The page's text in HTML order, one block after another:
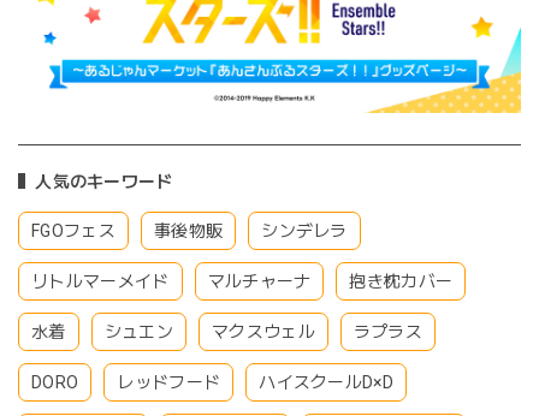
人気のキーワード
FGOフェス 事後物販 シンデレラ
リトルマーメイド マルチャーナ 抱き枕カバー
水着 シュエン マクスウェル ラプラス
DORO レッドフード ハイスクールD×D